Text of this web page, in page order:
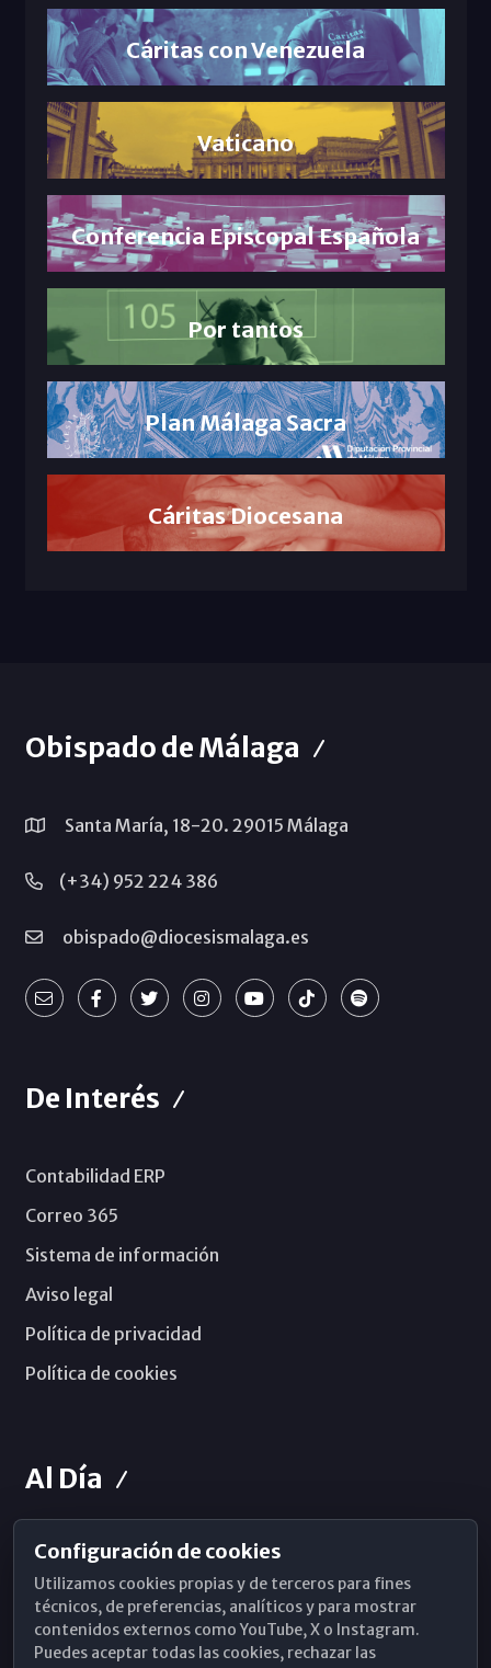
Cáritas con Venezuela
Vaticano
Conferencia Episcopal Española
Por tantos
Plan Málaga Sacra
Cáritas Diocesana
Obispado de Málaga
Santa María, 18-20. 29015 Málaga
(+34) 952 224 386
obispado@diocesismalaga.es
De Interés
Contabilidad ERP
Correo 365
Sistema de información
Aviso legal
Política de privacidad
Política de cookies
Al Día
Horarios de Misa
Hemeroteca
WhatsApp
Configuración de cookies
Utilizamos cookies propias y de terceros para fines
técnicos, de preferencias, analíticos y para mostrar
contenidos externos como YouTube, X o Instagram.
Puedes aceptar todas las cookies, rechazar las